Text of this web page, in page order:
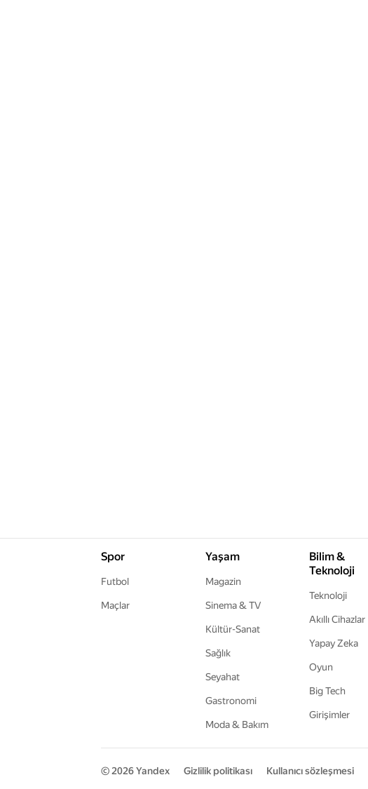
Spor
Futbol
Maçlar
Yaşam
Magazin
Sinema & TV
Kültür-Sanat
Sağlık
Seyahat
Gastronomi
Moda & Bakım
Bilim &
Teknoloji
Teknoloji
Akıllı Cihazlar
Yapay Zeka
Oyun
Big Tech
Girişimler
© 2026Yandex Gizlilik politikası Kullanıcı sözleşmesi